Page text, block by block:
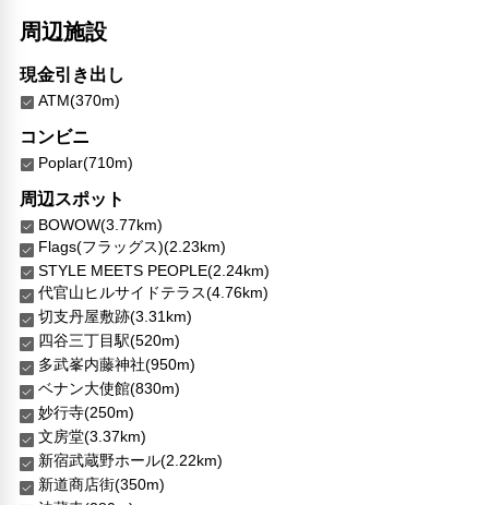
周辺施設
現金引き出し
ATM(370m)
コンビニ
Poplar(710m)
周辺スポット
BOWOW(3.77km)
Flags(フラッグス)(2.23km)
STYLE MEETS PEOPLE(2.24km)
代官山ヒルサイドテラス(4.76km)
切支丹屋敷跡(3.31km)
四谷三丁目駅(520m)
多武峯内藤神社(950m)
ベナン大使館(830m)
妙行寺(250m)
文房堂(3.37km)
新宿武蔵野ホール(2.22km)
新道商店街(350m)